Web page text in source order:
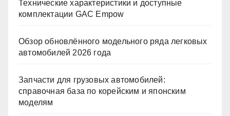
Технические характеристики и доступные
комплектации GAC Empow
Обзор обновлённого модельного ряда легковых
автомобилей 2026 года
Запчасти для грузовых автомобилей:
справочная база по корейским и японским
моделям